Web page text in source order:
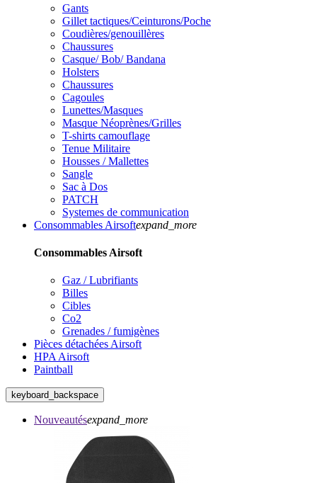
Gants
Gillet tactiques/Ceinturons/Poche
Coudières/genouillères
Chaussures
Casque/ Bob/ Bandana
Holsters
Chaussures
Cagoules
Lunettes/Masques
Masque Néoprènes/Grilles
T-shirts camouflage
Tenue Militaire
Housses / Mallettes
Sangle
Sac à Dos
PATCH
Systemes de communication
Consommables Airsoftexpand_more
Consommables Airsoft
Gaz / Lubrifiants
Billes
Cibles
Co2
Grenades / fumigènes
Pièces détachées Airsoft
HPA Airsoft
Paintball
keyboard_backspace
Nouveautésexpand_more